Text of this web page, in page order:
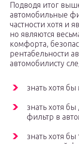
Подводя итог
автомобильные
частности хотя и
но являются
комфорта,
рентабельности
автомобилисту
знать хотя
знать хотя бы
фильтр в
знать хотя бы